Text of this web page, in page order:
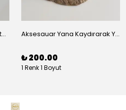
Aksesauar Kurdele 7Cm Metal Pens Toka Aksesauar Yana Kaydırarak Yanmalı Kum Siyah Çakmak
₺ 200.00
1 Renk 1 Boyut